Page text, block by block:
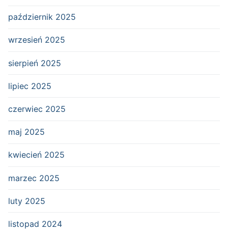
październik 2025
wrzesień 2025
sierpień 2025
lipiec 2025
czerwiec 2025
maj 2025
kwiecień 2025
marzec 2025
luty 2025
listopad 2024